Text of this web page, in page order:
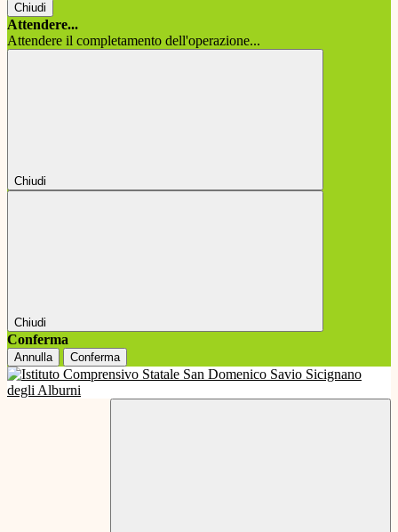
Chiudi
Attendere...
Attendere il completamento dell'operazione...
Chiudi
Chiudi
Conferma
Annulla Conferma